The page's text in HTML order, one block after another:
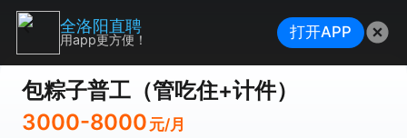
包粽子普工（管吃住+计件）
3000-8000 元/月
全洛阳直聘
用app更方便！ 打开APP